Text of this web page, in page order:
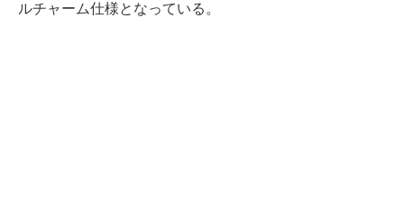
ルチャーム仕様となっている。